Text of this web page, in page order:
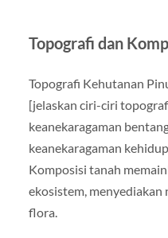
Topografi dan
Topografi Kehutanan
[jelaskan ciri-ciri
keanekaragaman
keanekaragaman
Komposisi tanah
ekosistem,
flora.